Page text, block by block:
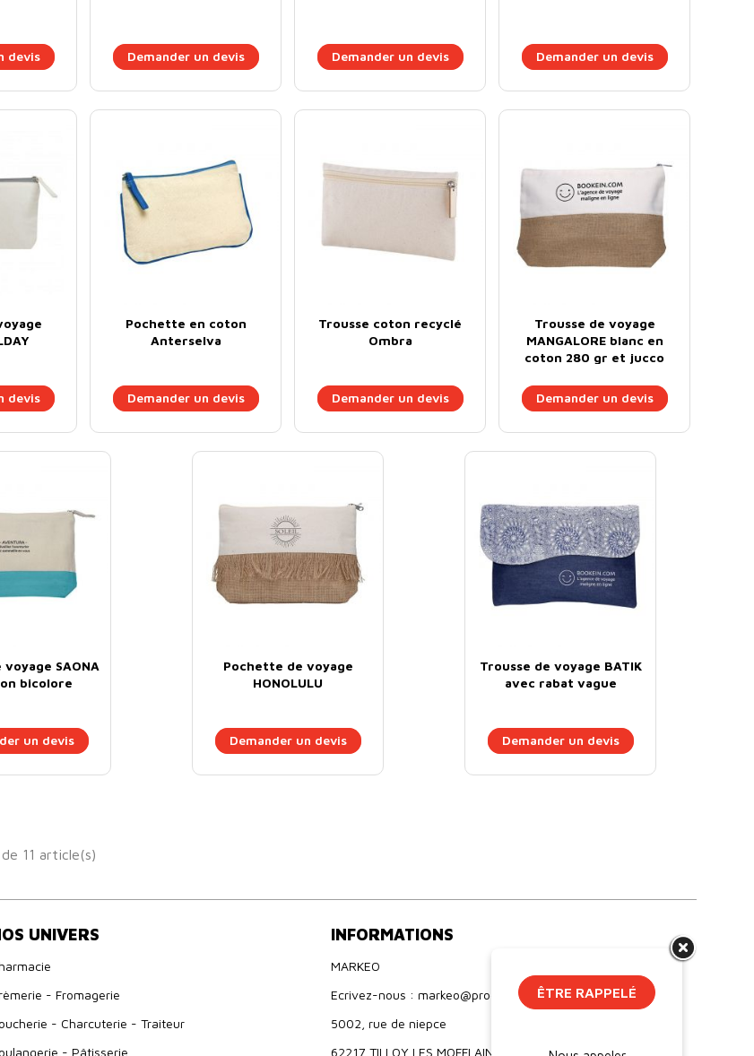
devis Demander un devis Demander un devis Demander un devis
devis
Pochette en coton
Anterselva
Demander un devis
Trousse coton recyclé
Ombra
Demander un devis
Trousse de voyage
MANGALORE blanc en
coton 280 gr et jucco
Demander un devis
SAONA
bicolore
un devis
Pochette de voyage
HONOLULU
Demander un devis
Trousse de voyage BATIK
avec rabat vague
Demander un devis
11 article(s)
UNIVERS
- Fromagerie
- Charcuterie - Traiteur
- Pâtisserie
INFORMATIONS
MARKEO
Ecrivez-nous : markeo@proebo.fr
5002, rue de niepce
62217 TILLOY LES MOFFLAINES
ÊTRE RAPPELÉ